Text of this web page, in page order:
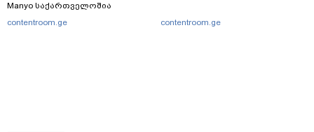
Manyo საქართველოშია
contentroom.ge
contentroom.ge